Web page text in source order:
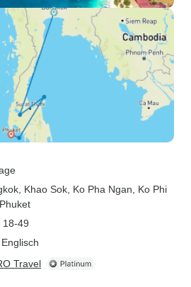
, Khao Sok , Ko Pha Ngan , Ko Phi
, Phuket
18-49
Travel